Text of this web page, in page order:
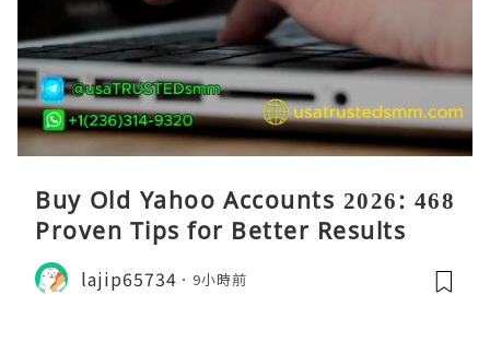
Buy Old Yahoo Accounts 2026: 468
Proven Tips for Better Results
lajip65734 9小時前